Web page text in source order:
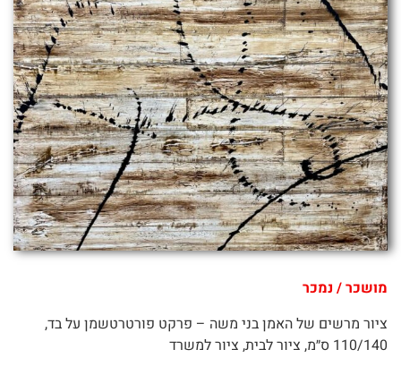
מושכר / נמכר
ציור מרשים של האמן בני משה – פרקט פורטרטשמן על בד,
110/140 ס״מ, ציור לבית, ציור למשרד